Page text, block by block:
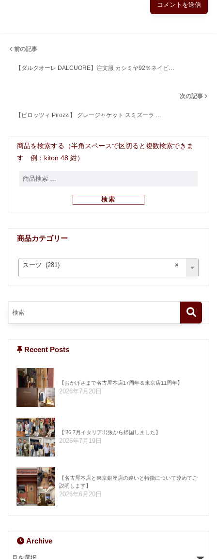
前の記事
【ダルクオーレ DALCUORE】注文服 カシミヤ92％ネイビ…
次の記事
【ピロッツィ Pirozzi】 グレージャケット スミズーラ …
商品を検索する（半角スペースで区切ると複数検索できま
す 例：kiton 48 紺）
検索
商品カテゴリー
×
スーツ (281)
Recent Posts
【おかげさまで名古屋本店17周年＆東京店11周年】
2026年7月20日
【’26.7月イタリア出張から帰国しました】
2026年7月19日
【名古屋本店と東京銀座店の違いと特徴について改めてご
説明します】
2026年6月20日
Archive